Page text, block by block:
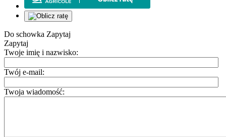
Do schowka Zapytaj
Zapytaj
Twoje imię i nazwisko:
Twój e-mail:
Twoja wiadomość: